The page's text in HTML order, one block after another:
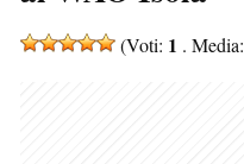
(Voti: 1 . Media: